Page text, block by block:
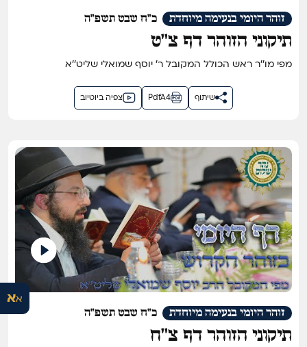
אא
כ"ח שבט תשפ"ה זוהר היומי בנעימה מיוחדת
תיקוני הזוהר דף צ''ט
מפי מו''ר ראש הכולל המקובל ר' יוסף שמואלי שליט''א
צפיה ביוטיוב PdfA4 שיתוף
כ"ח שבט תשפ"ה זוהר היומי בנעימה מיוחדת
תיקוני הזוהר דף צ''ח